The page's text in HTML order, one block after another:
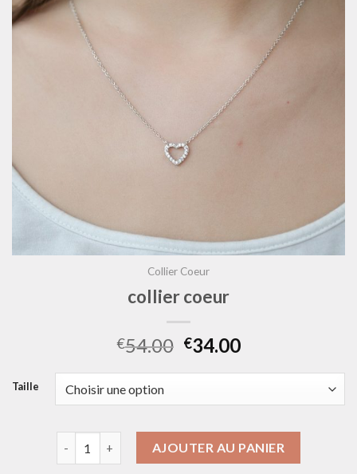
Collier Coeur
collier coeur
€54.00 €34.00
Taille
quantité de collier coeurAJOUTER AU PANIER